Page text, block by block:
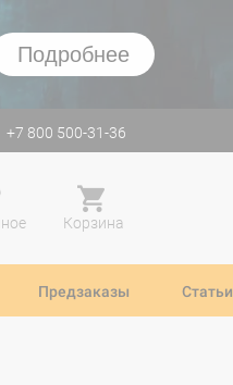
Подробнее
+7 800 500-31-36
Корзина
Предзаказы Статьи